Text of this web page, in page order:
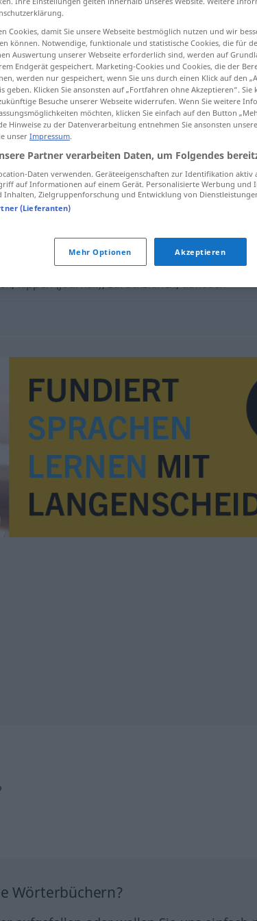
abschaffen
,kippen (journal.),zurückziehen,auflösen
Wörterbüchern?
Cookies, damit Sie unsere Webseite bestmöglich nutzen und wir
können. Notwendige, funktionale und statistische Cookies, die für
Auswertung unserer Webseite erforderlich sind, werden auf
Endgerät gespeichert. Marketing-Cookies und Cookies, die der
werden nur gespeichert, wenn Sie uns durch einen Klick auf den
geben. Klicken Sie ansonsten auf „Fortfahren ohne Akzeptieren“.
Besuche unserer Webseite widerrufen. Wenn Sie weitere
möchten, klicken Sie einfach auf den Button
Hinweise zu der Datenverarbeitung entnehmen Sie ansonsten
unser Impressum.
Partner verarbeiten Daten, um Folgendes
Daten verwenden. Geräteeigenschaften zur Identifikation aktiv
auf Informationen auf einem Gerät. Personalisierte Werbung und
Inhalten, Zielgruppenforschung und Entwicklung von
(Lieferanten)
Mehr Optionen Akzeptieren